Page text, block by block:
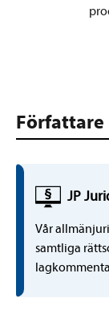
JP
Vår
samtliga